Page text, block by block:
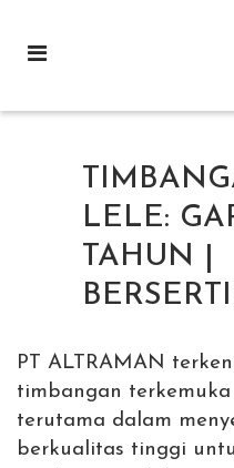
LELE:
TAHUN |
PT ALTRAMAN
timbangan terkemuka
terutama dalam
berkualitas tinggi